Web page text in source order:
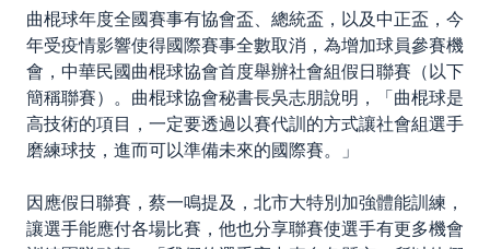
曲棍球年度全國賽事有協會盃、總統盃，以及中正盃，今
年受疫情影響使得國際賽事全數取消，為增加球員參賽機
會，中華民國曲棍球協會首度舉辦社會組假日聯賽（以下
簡稱聯賽）。曲棍球協會秘書長吳志朋說明，「曲棍球是
高技術的項目，一定要透過以賽代訓的方式讓社會組選手
磨練球技，進而可以準備未來的國際賽。」
因應假日聯賽，蔡一鳴提及，北市大特別加強體能訓練，
讓選手能應付各場比賽，他也分享聯賽使選手有更多機會